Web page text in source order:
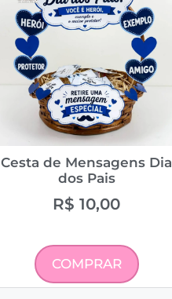
Cesta de Mensagens Dia
dos Pais
R$ 10,00
COMPRAR